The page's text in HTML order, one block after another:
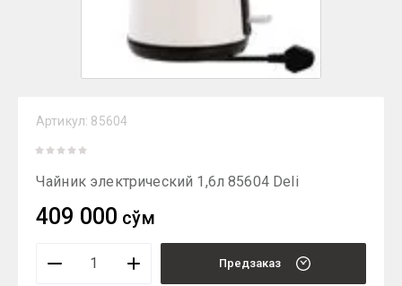
Артикул: 85604
Чайник электрический 1,6л 85604 Deli
409 000 сўм
Предзаказ